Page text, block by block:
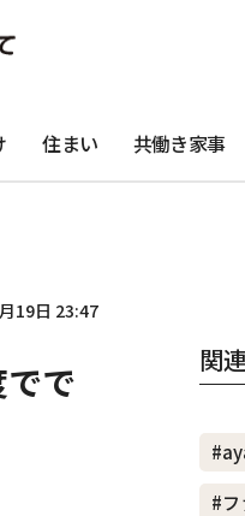
住まい 共働き家事
19日 23:47
で
関
#フ